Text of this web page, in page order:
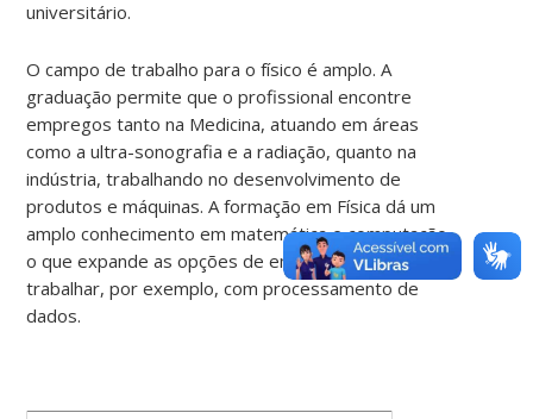
universitário.
O campo de trabalho para o físico é amplo. A
graduação permite que o profissional encontre
empregos tanto na Medicina, atuando em áreas
como a ultra-sonografia e a radiação, quanto na
indústria, trabalhando no desenvolvimento de
produtos e máquinas. A formação em Física dá um
amplo conhecimento em matemática e computação,
o que expande as opções de emprego para
trabalhar, por exemplo, com processamento de
dados.